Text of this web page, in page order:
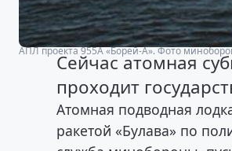
АПЛ проекта 955А «Борей-А». Фото
Сейчас атомная
проходит
Атомная подводная
ракетой «Булава» по